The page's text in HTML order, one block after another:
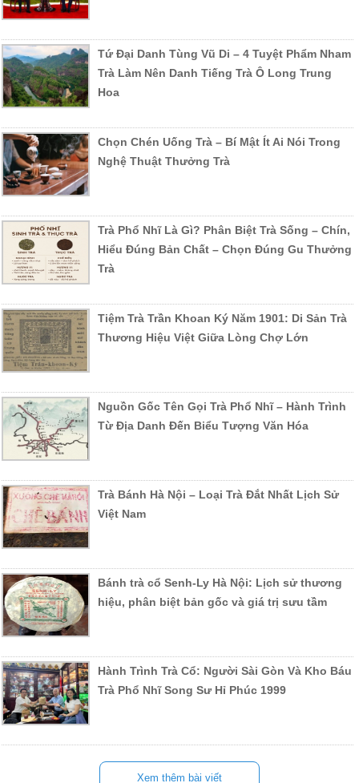
Tứ Đại Danh Tùng Vũ Di – 4 Tuyệt Phẩm Nham
Trà Làm Nên Danh Tiếng Trà Ô Long Trung
Hoa
Chọn Chén Uống Trà – Bí Mật Ít Ai Nói Trong
Nghệ Thuật Thưởng Trà
Trà Phổ Nhĩ Là Gì? Phân Biệt Trà Sống – Chín,
Hiểu Đúng Bản Chất – Chọn Đúng Gu Thưởng
Trà
Tiệm Trà Trần Khoan Ký Năm 1901: Di Sản Trà
Thương Hiệu Việt Giữa Lòng Chợ Lớn
Nguồn Gốc Tên Gọi Trà Phổ Nhĩ – Hành Trình
Từ Địa Danh Đến Biểu Tượng Văn Hóa
Trà Bánh Hà Nội – Loại Trà Đắt Nhất Lịch Sử
Việt Nam
Bánh trà cổ Senh-Ly Hà Nội: Lịch sử thương
hiệu, phân biệt bản gốc và giá trị sưu tầm
Hành Trình Trà Cổ: Người Sài Gòn Và Kho Báu
Trà Phổ Nhĩ Song Sư Hỉ Phúc 1999
Xem thêm bài viết